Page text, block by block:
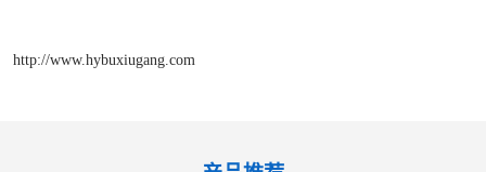
http://www.hybuxiugang.com